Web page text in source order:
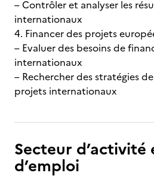
– Contrôler et analyser les
internationaux
4. Financer des projets
– Evaluer des besoins de
internationaux
– Rechercher des stratégies
projets internationaux
Secteur
d’emploi